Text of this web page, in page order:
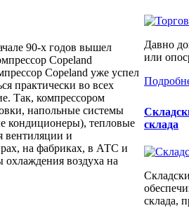
90-х годов вышел
Сopeland
Сopeland уже успел
практически во всех
Так, компрессором
напольные системы
кондиционеры), тепловые
вентиляции и
на фабриках, в АТС и
охлаждения воздуха на
Давно
или
склада
склада,